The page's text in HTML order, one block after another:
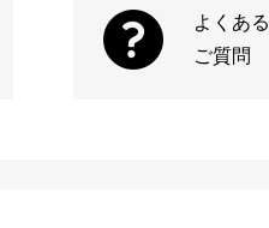
よくある
ご質問